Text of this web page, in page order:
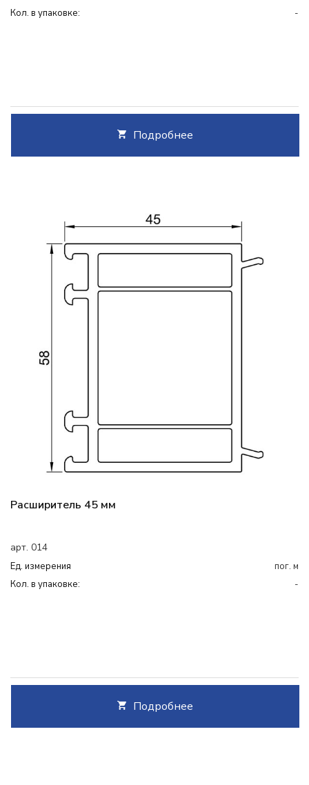
Кол. в упаковке:
-
Подробнее
Расширитель 45 мм
арт. 014
Ед. измерения
пог. м
Кол. в упаковке:
-
Подробнее